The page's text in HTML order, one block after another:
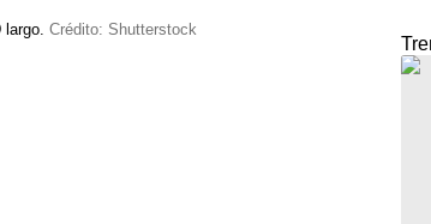
largo. Crédito: Shutterstock